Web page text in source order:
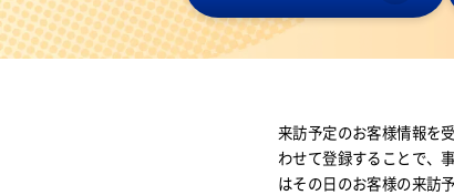
来訪予定のお客様情報を
わせて登録することで、
はその日のお客様の来訪